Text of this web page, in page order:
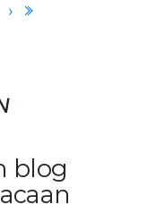
›
blog